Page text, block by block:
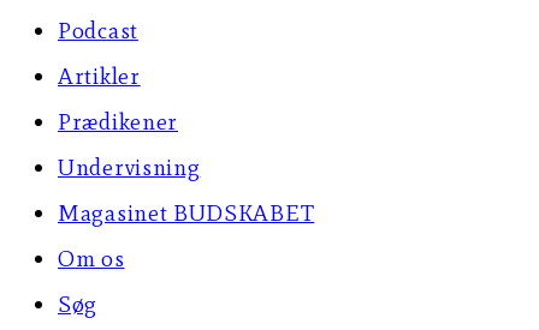
Podcast
Artikler
Prædikener
Undervisning
Magasinet BUDSKABET
Om os
Søg